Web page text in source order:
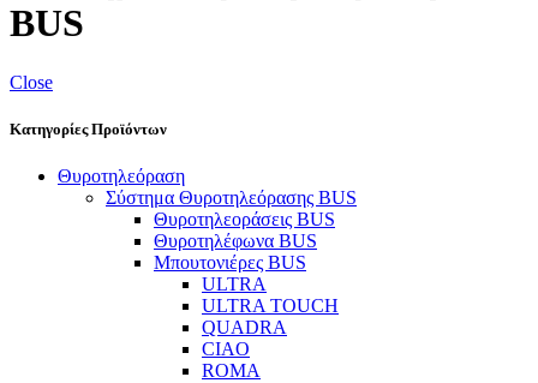
BUS
Close
Κατηγορίες Προϊόντων
Θυροτηλεόραση
Σύστημα Θυροτηλεόρασης BUS
Θυροτηλεοράσεις BUS
Θυροτηλέφωνα BUS
Μπουτονιέρες BUS
ULTRA
ULTRA TOUCH
QUADRA
CIAO
ROMA